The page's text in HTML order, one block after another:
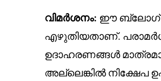
വിമർശനം: ഈ ബ്ലോഗ്
എഴുതിയതാണ്.
ഉദാഹരണങ്ങൾ
അല്ലെങ്കിൽ നിക്ഷേപ